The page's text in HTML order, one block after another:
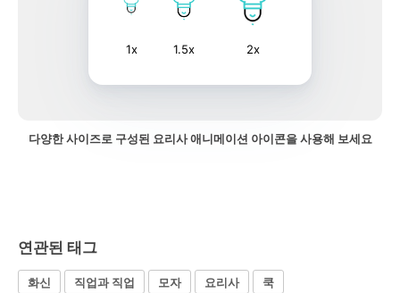
1x 1.5x 2x
다양한 사이즈로 구성된 요리사 애니메이션 아이콘을 사용해 보세요
연관된 태그
화신 직업과 직업 모자 요리사 쿡